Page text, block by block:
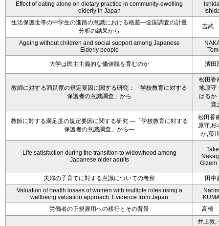
Effect of eating alone on dietary practice in community-dwelling
elderly in Japan
生活保護世帯の中学生の進路の意識における格差―全国調査の計量
分析の結果から
吉武
Ageing without children and social support among Japanese
Elderly people
大学は民主主義的な価値観を育むのか 濱田
教師に対する満足度の規定要因に関する研究：「学校教育に対する
保護者の意識調査」から
松田香
地原守
はるか
寛
教師に対する満足度の規定要因に関する研究 ―「学校教育に対する
保護者の意識調査」から―
松田香
原守,杉
か,藤
Life satisfaction during the transition to widowhood among
Japanese older adults
Gizem
夫婦の子育てに対する意識についての考察
田中
Valuation of health losses of women with multiple roles using a
wellbeing valuation approach: Evidence from Japan
労働者の正規雇用への移行とその背景
高橋
井上敦,